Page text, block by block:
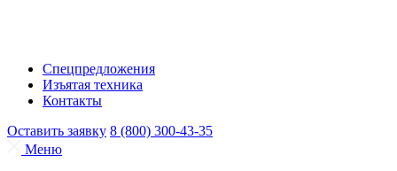
Спецпредложения
Изъятая техника
Контакты
Оставить заявку 8 (800) 300-43-35
Меню